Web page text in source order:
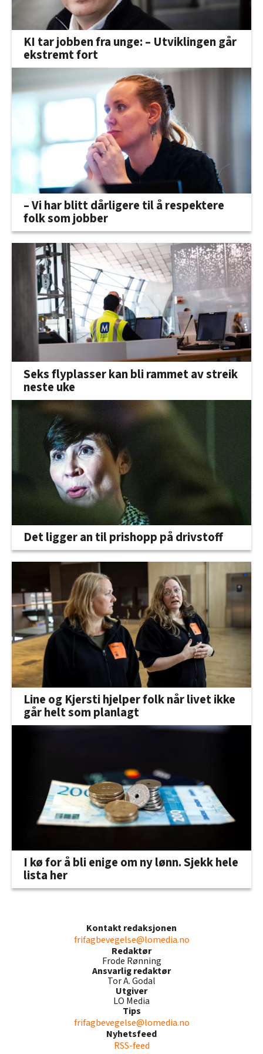
KI tar jobben fra unge: – Utviklingen går
ekstremt fort
– Vi har blitt dårligere til å respektere
folk som jobber
Seks flyplasser kan bli rammet av streik
neste uke
Det ligger an til prishopp på drivstoff
Line og Kjersti hjelper folk når livet ikke
går helt som planlagt
I kø for å bli enige om ny lønn. Sjekk hele
lista her
Kontakt redaksjonen
frifagbevegelse@lomedia.no
Redaktør
Frode Rønning
Ansvarlig redaktør
Tor A. Godal
Utgiver
LO Media
Tips
frifagbevegelse@lomedia.no
Nyhetsfeed
RSS-feed